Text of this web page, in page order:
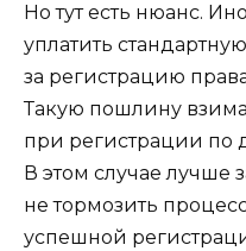
Но тут есть нюанс.
уплатить
за регистрацию
Такую пошлину
при регистрации по
В этом случае лучше
не тормозить
успешной